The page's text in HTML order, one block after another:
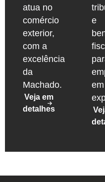
atua no
comércio
exterior,
com a
excelência
da
Machado.
Veja em
detalhes
e
em